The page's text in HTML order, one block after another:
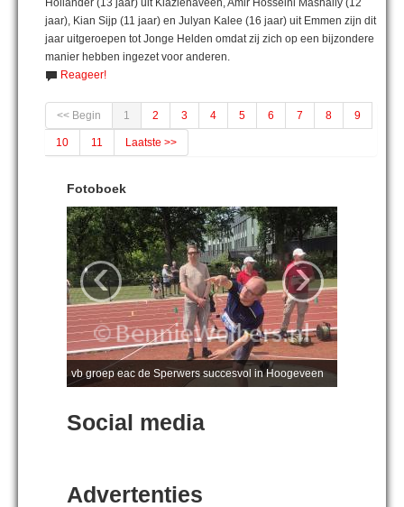
Hollander (13 jaar) uit Klazienaveen, Amir Hosseini Mashally (12
jaar), Kian Sijp (11 jaar) en Julyan Kalee (16 jaar) uit Emmen zijn dit
jaar uitgeroepen tot Jonge Helden omdat zij zich op een bijzondere
manier hebben ingezet voor anderen.
Reageer!
<< Begin 1 2 3 4 5 6 7 8 9
10 11 Laatste >>
Fotoboek
vb groep eac de Sperwers succesvol in Hoogeveen
‹ ›
Social media
Advertenties